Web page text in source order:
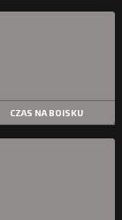
CZAS NA BOISKU